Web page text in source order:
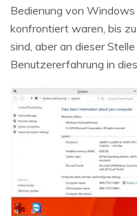
Bedienung von
konfrontiert waren, bis
sind, aber an dieser
Benutzererfahrung in